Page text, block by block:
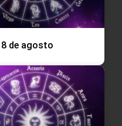
de agosto